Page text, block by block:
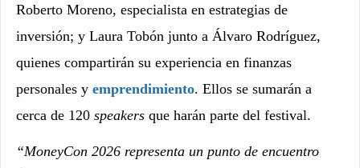
Roberto Moreno, especialista en estrategias de
inversión; y Laura Tobón junto a Álvaro Rodríguez,
quienes compartirán su experiencia en finanzas
personales y emprendimiento. Ellos se sumarán a
cerca de 120 speakers que harán parte del festival.
“MoneyCon 2026 representa un punto de encuentro